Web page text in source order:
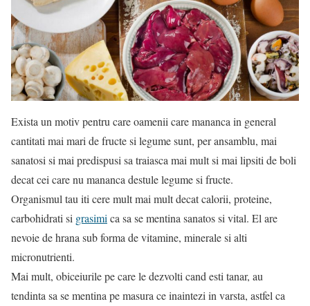
Exista un motiv pentru care oamenii care mananca in general
cantitati mai mari de fructe si legume sunt, per ansamblu, mai
sanatosi si mai predispusi sa traiasca mai mult si mai lipsiti de boli
decat cei care nu mananca destule legume si fructe.
Organismul tau iti cere mult mai mult decat calorii, proteine,
carbohidrati si grasimi ca sa se mentina sanatos si vital. El are
nevoie de hrana sub forma de vitamine, minerale si alti
micronutrienti.
Mai mult, obiceiurile pe care le dezvolti cand esti tanar, au
tendinta sa se mentina pe masura ce inaintezi in varsta, astfel ca